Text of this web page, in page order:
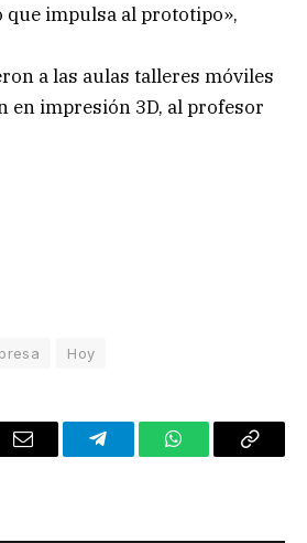
impulsa al prototipo»,
a las aulas talleres móviles
en impresión 3D, al profesor
Hoy
Email TelegramWhatsAppCopy